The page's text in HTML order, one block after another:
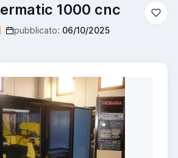
1000 cnc
pubblicato: 06/10/2025